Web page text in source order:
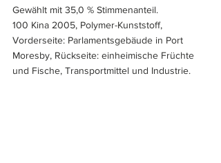
Gewählt mit 35,0 % Stimmenanteil.
100 Kina 2005, Polymer-Kunststoff,
Vorderseite: Parlamentsgebäude in Port
Moresby, Rückseite: einheimische Früchte
und Fische, Transportmittel und Industrie.